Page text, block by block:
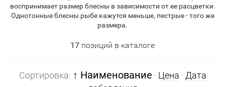
воспринимает размер блесны в зависимости от ее расцветки.
Однотонные блесны рыбе кажутся меньше, пестрые - того же
размера.
17 позиций в каталоге
Сортировка: ↑ Наименование · Цена · Дата